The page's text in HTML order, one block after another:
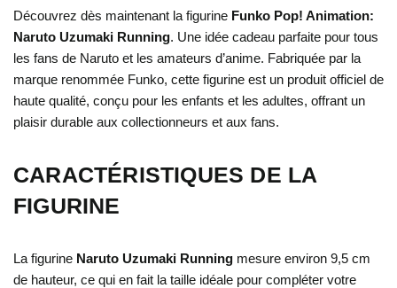
Découvrez dès maintenant la figurine Funko Pop! Animation:
Naruto Uzumaki Running. Une idée cadeau parfaite pour tous
les fans de Naruto et les amateurs d’anime. Fabriquée par la
marque renommée Funko, cette figurine est un produit officiel de
haute qualité, conçu pour les enfants et les adultes, offrant un
plaisir durable aux collectionneurs et aux fans.
CARACTÉRISTIQUES DE LA
FIGURINE
La figurine Naruto Uzumaki Running mesure environ 9,5 cm
de hauteur, ce qui en fait la taille idéale pour compléter votre